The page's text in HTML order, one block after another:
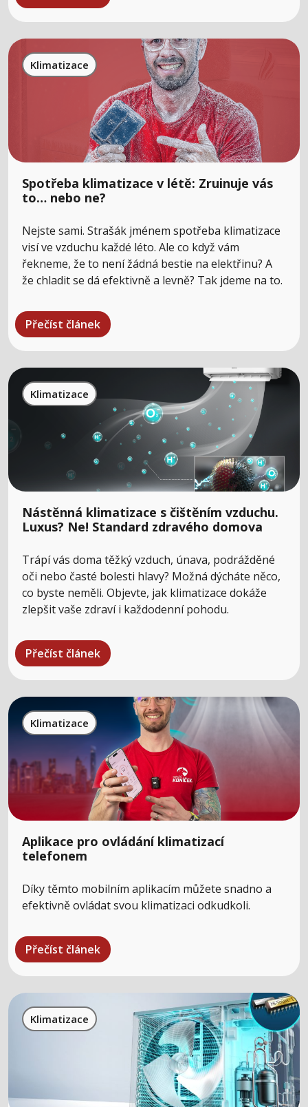
Klimatizace
Spotřeba klimatizace v létě: Zruinuje vás
to… nebo ne?
Nejste sami. Strašák jménem spotřeba klimatizace
visí ve vzduchu každé léto. Ale co když vám
řekneme, že to není žádná bestie na elektřinu? A
že chladit se dá efektivně a levně? Tak jdeme na to.
Přečíst článek
Klimatizace
Nástěnná klimatizace s čištěním vzduchu.
Luxus? Ne! Standard zdravého domova
Trápí vás doma těžký vzduch, únava, podrážděné
oči nebo časté bolesti hlavy? Možná dýcháte něco,
co byste neměli. Objevte, jak klimatizace dokáže
zlepšit vaše zdraví i každodenní pohodu.
Přečíst článek
Klimatizace
Aplikace pro ovládání klimatizací
telefonem
Díky těmto mobilním aplikacím můžete snadno a
efektivně ovládat svou klimatizaci odkudkoli.
Přečíst článek
Klimatizace